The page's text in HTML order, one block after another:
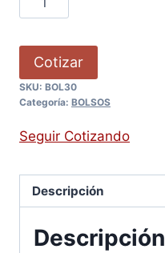
Cotizar
SKU: BOL30
Categoría: BOLSOS
Seguir Cotizando
Descripción
Descripción